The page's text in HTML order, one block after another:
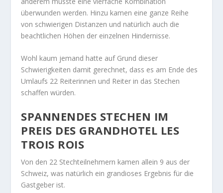
überwunden werden. Hinzu kamen eine ganze Reihe
von schwierigen Distanzen und natürlich auch die
beachtlichen Höhen der einzelnen Hindernisse.
Wohl kaum jemand hatte auf Grund dieser
Schwierigkeiten damit gerechnet, dass es am Ende des
Umlaufs 22 Reiterinnen und Reiter in das Stechen
schaffen würden.
SPANNENDES STECHEN IM
PREIS DES GRANDHOTEL LES
TROIS ROIS
Von den 22 Stechteilnehmern kamen allein 9 aus der
Schweiz, was natürlich ein grandioses Ergebnis für die
Gastgeber ist.